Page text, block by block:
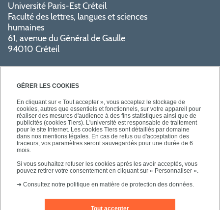
GÉRER LES COOKIES
En cliquant sur « Tout accepter », vous acceptez le stockage de
cookies, autres que essentiels et fonctionnels, sur votre appareil pour
réaliser des mesures d'audience à des fins statistiques ainsi que de
publicités (cookies Tiers). L'université est responsable de traitement
pour le site Internet. Les cookies Tiers sont détaillés par domaine
dans nos mentions légales. En cas de refus ou d'acceptation des
traceurs, vos paramètres seront sauvegardés pour une durée de 6
mois.
Si vous souhaitez refuser les cookies après les avoir acceptés, vous
pouvez retirer votre consentement en cliquant sur « Personnaliser ».
➜ Consultez notre politique en matière de protection des données.
Tout accepter
Université Paris-Est Créteil
Faculté des lettres, langues et sciences
humaines
61, avenue du Général de Gaulle
94010 Créteil
PRATIQUE
NOS FORMATIONS